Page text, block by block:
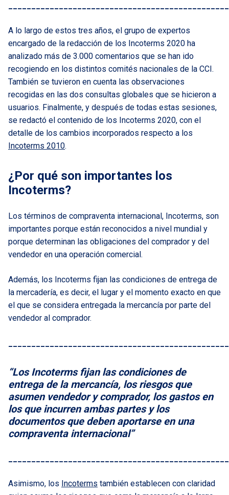
A lo largo de estos tres años, el grupo de expertos
encargado de la redacción de los Incoterms 2020 ha
analizado más de 3.000 comentarios que se han ido
recogiendo en los distintos comités nacionales de la CCI.
También se tuvieron en cuenta las observaciones
recogidas en las dos consultas globales que se hicieron a
usuarios. Finalmente, y después de todas estas sesiones,
se redactó el contenido de los Incoterms 2020, con el
detalle de los cambios incorporados respecto a los
Incoterms 2010.
¿Por qué son importantes los
Incoterms?
Los términos de compraventa internacional, Incoterms, son
importantes porque están reconocidos a nivel mundial y
porque determinan las obligaciones del comprador y del
vendedor en una operación comercial.
Además, los Incoterms fijan las condiciones de entrega de
la mercadería, es decir, el lugar y el momento exacto en que
el que se considera entregada la mercancía por parte del
vendedor al comprador.
“Los Incoterms fijan las condiciones de
entrega de la mercancía, los riesgos que
asumen vendedor y comprador, los gastos en
los que incurren ambas partes y los
documentos que deben aportarse en una
compraventa internacional”
Asimismo, los Incoterms también establecen con claridad